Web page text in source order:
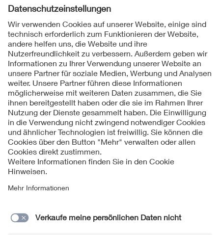
Folgen Sie uns
Kontakte
Service
Impressum
Datenschutzinformationen
Cookie Hinweise
Lieferantenportal